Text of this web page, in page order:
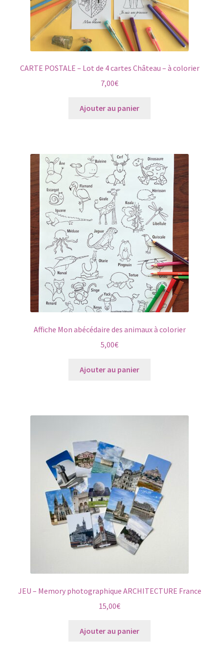
CARTE POSTALE – Lot de 4 cartes Château – à colorier
7,00€
Ajouter au panier
Affiche Mon abécédaire des animaux à colorier
5,00€
Ajouter au panier
JEU – Memory photographique ARCHITECTURE France
15,00€
Ajouter au panier